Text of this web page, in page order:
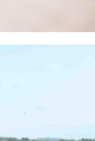
to litt mindre, mye